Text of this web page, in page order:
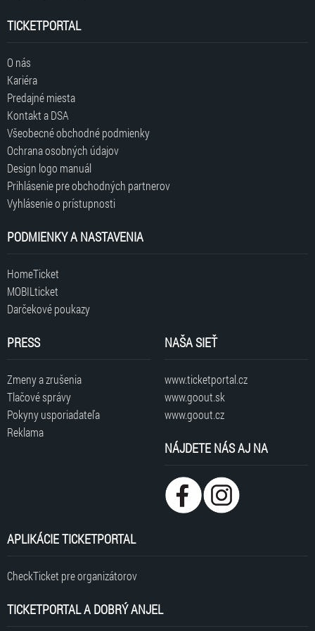
TICKETPORTAL
O nás
Kariéra
Predajné miesta
Kontakt a DSA
Všeobecné obchodné podmienky
Ochrana osobných údajov
Design logo manuál
Prihlásenie pre obchodných partnerov
Vyhlásenie o prístupnosti
PODMIENKY A NASTAVENIA
HomeTicket
MOBILticket
Darčekové poukazy
PRESS
Zmeny a zrušenia
Tlačové správy
Pokyny usporiadateľa
Reklama
NAŠA SIEŤ
www.ticketportal.cz
www.goout.sk
www.goout.cz
NÁJDETE NÁS AJ NA
APLIKÁCIE TICKETPORTAL
CheckTicket pre organizátorov
TICKETPORTAL A DOBRÝ ANJEL